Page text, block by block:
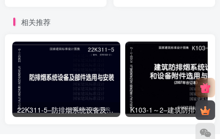
相关推荐
22K311-5–防排烟系统设备及部件选用与安装